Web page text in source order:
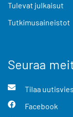
Tulevat julkaisut
Tutkimusaineistot
Seuraa
Tilaa
Facebook